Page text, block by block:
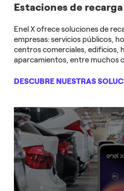
Estaciones de
Enel X ofrece soluciones de
empresas: servicios públicos,
centros comerciales, edificios,
aparcamientos, entre muchos
DESCUBRE NUESTRAS